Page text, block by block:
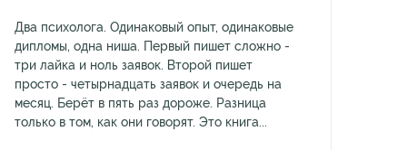
Два психолога. Одинаковый опыт, одинаковые
дипломы, одна ниша. Первый пишет сложно -
три лайка и ноль заявок. Второй пишет
просто - четырнадцать заявок и очередь на
месяц. Берёт в пять раз дороже. Разница
только в том, как они говорят. Это книга...